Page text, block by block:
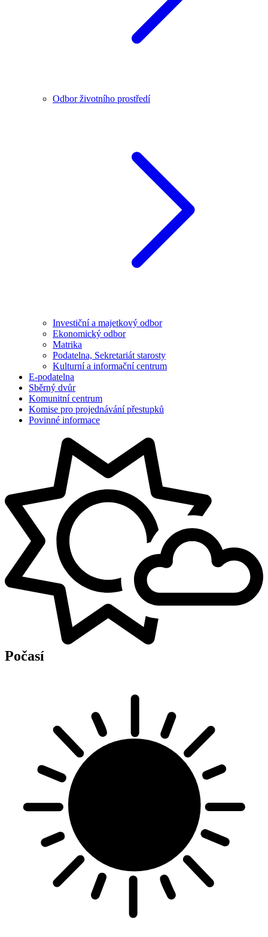
Odbor životního prostředí
Investiční a majetkový odbor
Ekonomický odbor
Matrika
Podatelna, Sekretariát starosty
Kulturní a informační centrum
E-podatelna
Sběrný dvůr
Komunitní centrum
Komise pro projednávání přestupků
Povinné informace
Počasí